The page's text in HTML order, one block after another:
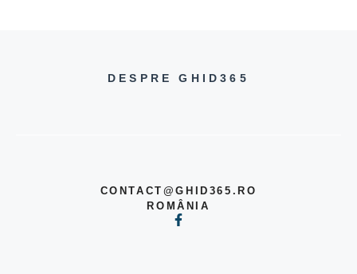
DESPRE GHID365
CONTACT@GHID365.RO
ROMÂNIA